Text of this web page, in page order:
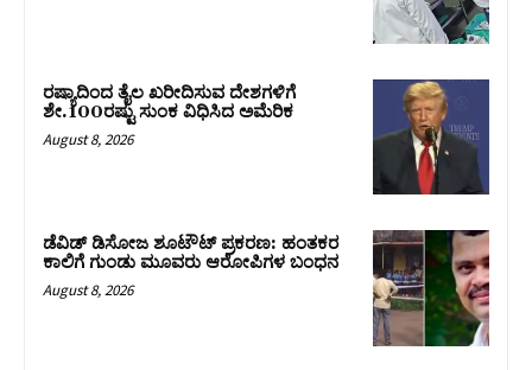
ರಷ್ಯಾದಿಂದ ತೈಲ ಖರೀದಿಸುವ ದೇಶಗಳಿಗೆ
ಶೇ.100ರಷ್ಟು ಸುಂಕ ವಿಧಿಸಿದ ಅಮೆರಿಕ
August 8, 2026
ಡೆವಿಡ್ ಡಿಸೋಜ ಶೂಟೌಟ್ ಪ್ರಕರಣ: ಹಂತಕರ
ಕಾಲಿಗೆ ಗುಂಡು ಮೂವರು ಆರೋಪಿಗಳ ಬಂಧನ
August 8, 2026